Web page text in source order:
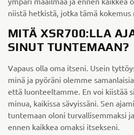
niistä hetkistä, jotka tämä
MITÄ XSR700:LLA
SINUT TUNTEMAAN?
Vapaus olla oma itseni. Usein
minä ja pyöräni olemme
että luonteeltamme. En voi kiistää
minua, kaikissa sävyissäni. Sen
tuntemaan oloni turvallisemmaksi
ennen kaikkea omaksi itsekseni.